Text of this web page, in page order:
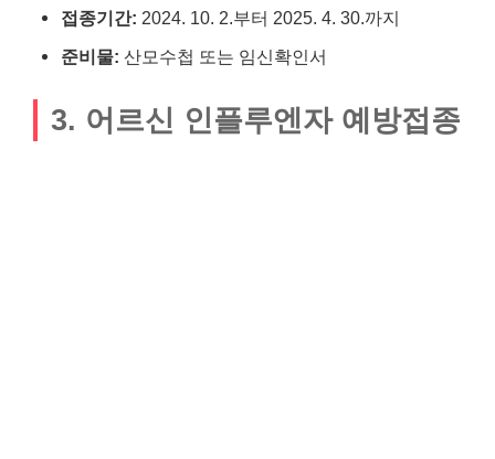
접종기간: 2024. 10. 2.부터 2025. 4. 30.까지
준비물: 산모수첩 또는 임신확인서
3. 어르신 인플루엔자 예방접종